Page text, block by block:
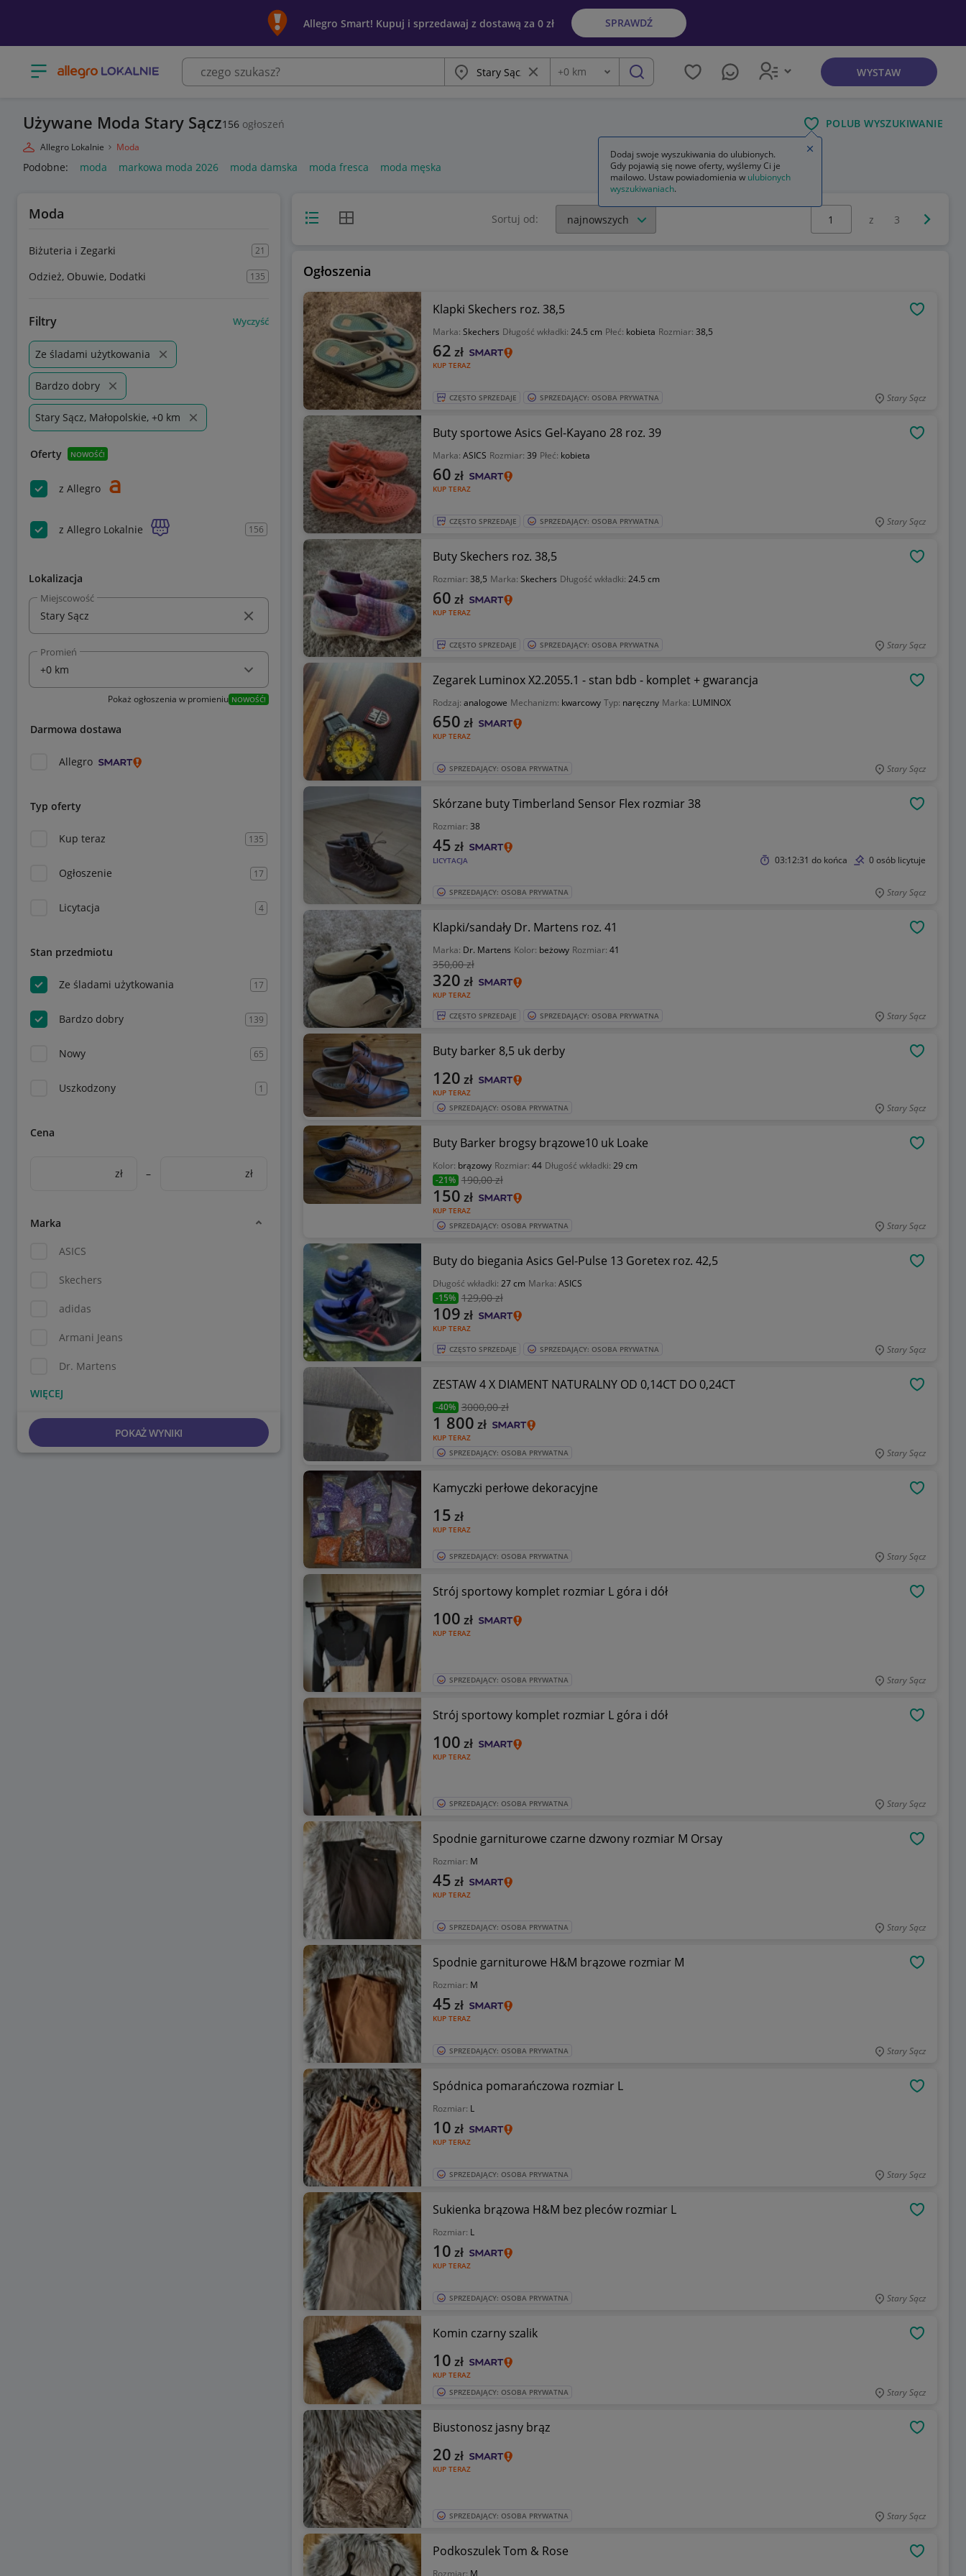
Allegro Smart! Kupuj i sprzedawaj z dostawą za 0 zł SPRAWDŹ
Otwórz menu z kategoriami Miasto Wyczyść frazę
Odległość
+0 km szukaj WYSTAW
Używane Moda Stary Sącz156 ogłoszeń POLUB WYSZUKIWANIE
Allegro Lokalnie Moda
Podobne: moda markowa moda 2026 moda damska moda fresca moda męska
Moda
Biżuteria i Zegarki 21
Odzież, Obuwie, Dodatki 135
Filtry Wyczyść
Ze śladami użytkowania
Bardzo dobry
Stary Sącz, Małopolskie, +0 km
Oferty NOWOŚĆ!
z Allegro
z Allegro Lokalnie 156
Lokalizacja
Miejscowość
Promień
Pokaż ogłoszenia w promieniu NOWOŚĆ!
Darmowa dostawa
Allegro
Typ oferty
Kup teraz 135
Ogłoszenie 17
Licytacja 4
Stan przedmiotu
Ze śladami użytkowania 17
Bardzo dobry 139
Nowy 65
Uszkodzony 1
Cena
zł – zł
Marka
ASICS
Skechers
adidas
Armani Jeans
Dr. Martens
POKAŻ WYNIKI
Widok listyWidok siatki Sortuj od:
Wybierz stronę:
z 3
Ogłoszenia
Klapki Skechers roz. 38,5
Marka: Skechers Długość wkładki: 24.5 cm Płeć: kobieta Rozmiar: 38,5
KUP TERAZ
62 zł
CZĘSTO SPRZEDAJE SPRZEDAJĄCY: OSOBA PRYWATNA Stary Sącz
Buty sportowe Asics Gel-Kayano 28 roz. 39
Marka: ASICS Rozmiar: 39 Płeć: kobieta
KUP TERAZ
60 zł
CZĘSTO SPRZEDAJE SPRZEDAJĄCY: OSOBA PRYWATNA Stary Sącz
Buty Skechers roz. 38,5
Rozmiar: 38,5 Marka: Skechers Długość wkładki: 24.5 cm
KUP TERAZ
60 zł
CZĘSTO SPRZEDAJE SPRZEDAJĄCY: OSOBA PRYWATNA Stary Sącz
Zegarek Luminox X2.2055.1 - stan bdb - komplet + gwarancja
Rodzaj: analogowe Mechanizm: kwarcowy Typ: naręczny Marka: LUMINOX
KUP TERAZ
650 zł
SPRZEDAJĄCY: OSOBA PRYWATNA Stary Sącz
Skórzane buty Timberland Sensor Flex rozmiar 38
Rozmiar: 38
LICYTACJA
45 zł
03:12:31 do końca 0 osób licytuje
SPRZEDAJĄCY: OSOBA PRYWATNA Stary Sącz
Klapki/sandały Dr. Martens roz. 41
Marka: Dr. Martens Kolor: beżowy Rozmiar: 41
350,00 zł
KUP TERAZ
320 zł
CZĘSTO SPRZEDAJE SPRZEDAJĄCY: OSOBA PRYWATNA Stary Sącz
Buty barker 8,5 uk derby
KUP TERAZ
120 zł
SPRZEDAJĄCY: OSOBA PRYWATNA Stary Sącz
Buty Barker brogsy brązowe10 uk Loake
Kolor: brązowy Rozmiar: 44 Długość wkładki: 29 cm
-21% 190,00 zł
KUP TERAZ
150 zł
SPRZEDAJĄCY: OSOBA PRYWATNA Stary Sącz
Buty do biegania Asics Gel-Pulse 13 Goretex roz. 42,5
Długość wkładki: 27 cm Marka: ASICS
-15% 129,00 zł
KUP TERAZ
109 zł
CZĘSTO SPRZEDAJE SPRZEDAJĄCY: OSOBA PRYWATNA Stary Sącz
ZESTAW 4 X DIAMENT NATURALNY OD 0,14CT DO 0,24CT
-40% 3000,00 zł
KUP TERAZ
1 800 zł
SPRZEDAJĄCY: OSOBA PRYWATNA Stary Sącz
Kamyczki perłowe dekoracyjne
KUP TERAZ
15 zł
SPRZEDAJĄCY: OSOBA PRYWATNA Stary Sącz
Strój sportowy komplet rozmiar L góra i dół
KUP TERAZ
100 zł
SPRZEDAJĄCY: OSOBA PRYWATNA Stary Sącz
Strój sportowy komplet rozmiar L góra i dół
KUP TERAZ
100 zł
SPRZEDAJĄCY: OSOBA PRYWATNA Stary Sącz
Spodnie garniturowe czarne dzwony rozmiar M Orsay
Rozmiar: M
KUP TERAZ
45 zł
SPRZEDAJĄCY: OSOBA PRYWATNA Stary Sącz
Spodnie garniturowe H&M brązowe rozmiar M
Rozmiar: M
KUP TERAZ
45 zł
SPRZEDAJĄCY: OSOBA PRYWATNA Stary Sącz
Spódnica pomarańczowa rozmiar L
Rozmiar: L
KUP TERAZ
10 zł
SPRZEDAJĄCY: OSOBA PRYWATNA Stary Sącz
Sukienka brązowa H&M bez pleców rozmiar L
Rozmiar: L
KUP TERAZ
10 zł
SPRZEDAJĄCY: OSOBA PRYWATNA Stary Sącz
Komin czarny szalik
KUP TERAZ
10 zł
SPRZEDAJĄCY: OSOBA PRYWATNA Stary Sącz
Biustonosz jasny brąz
KUP TERAZ
20 zł
SPRZEDAJĄCY: OSOBA PRYWATNA Stary Sącz
Podkoszulek Tom & Rose
Rozmiar: M
Dodaj swoje wyszukiwania do ulubionych.
Gdy pojawią się nowe oferty, wyślemy Ci je
mailowo. Ustaw powiadomienia w ulubionych
wyszukiwaniach.
Zamknij wskazówkę